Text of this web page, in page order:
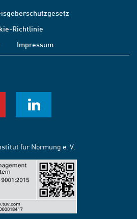
Richtlinie
Impressum
für Normung e. V.